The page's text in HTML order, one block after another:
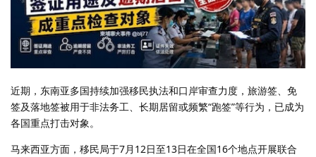
近期，东南亚多国持续加强移民执法和口岸审查力度，旅游签、免
签及落地签被用于非法务工、长期居留或频繁“跑签”等行为，已成为
各国重点打击对象。
马来西亚方面，移民局于7月12日至13日在全国16个地点开展联合